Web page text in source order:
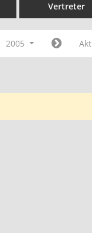
Vertreter
2005